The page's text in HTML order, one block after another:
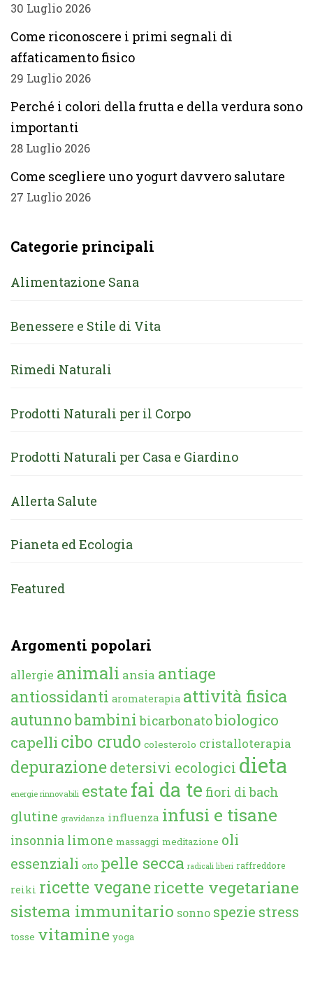
30 Luglio 2026
Come riconoscere i primi segnali di
affaticamento fisico
29 Luglio 2026
Perché i colori della frutta e della verdura sono
importanti
28 Luglio 2026
Come scegliere uno yogurt davvero salutare
27 Luglio 2026
Categorie principali
Alimentazione Sana
Benessere e Stile di Vita
Rimedi Naturali
Prodotti Naturali per il Corpo
Prodotti Naturali per Casa e Giardino
Allerta Salute
Pianeta ed Ecologia
Featured
Argomenti popolari
allergie animali ansia antiage
antiossidanti aromaterapia attività fisica
autunnobambini bicarbonatobiologico
capelli cibo crudo colesterolo cristalloterapia
depurazione detersivi ecologici dieta
energie rinnovabili estate fai da te fiori di bach
glutine gravidanza influenza infusi e tisane
insonnia limone massaggi meditazione oli
essenziali orto pelle secca radicali liberi raffreddore
reiki ricette veganericette vegetariane
sistema immunitario sonno spezie stress
tosse vitamine yoga